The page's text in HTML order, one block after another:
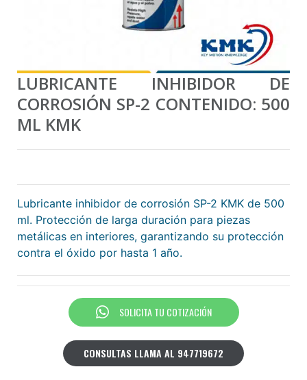
LUBRICANTE INHIBIDOR DE
CORROSIÓN SP-2 CONTENIDO: 500
ML KMK
Lubricante inhibidor de corrosión SP-2 KMK de 500
ml. Protección de larga duración para piezas
metálicas en interiores, garantizando su protección
contra el óxido por hasta 1 año.
SOLICITA TU COTIZACIÓN
CONSULTAS LLAMA AL 947719672